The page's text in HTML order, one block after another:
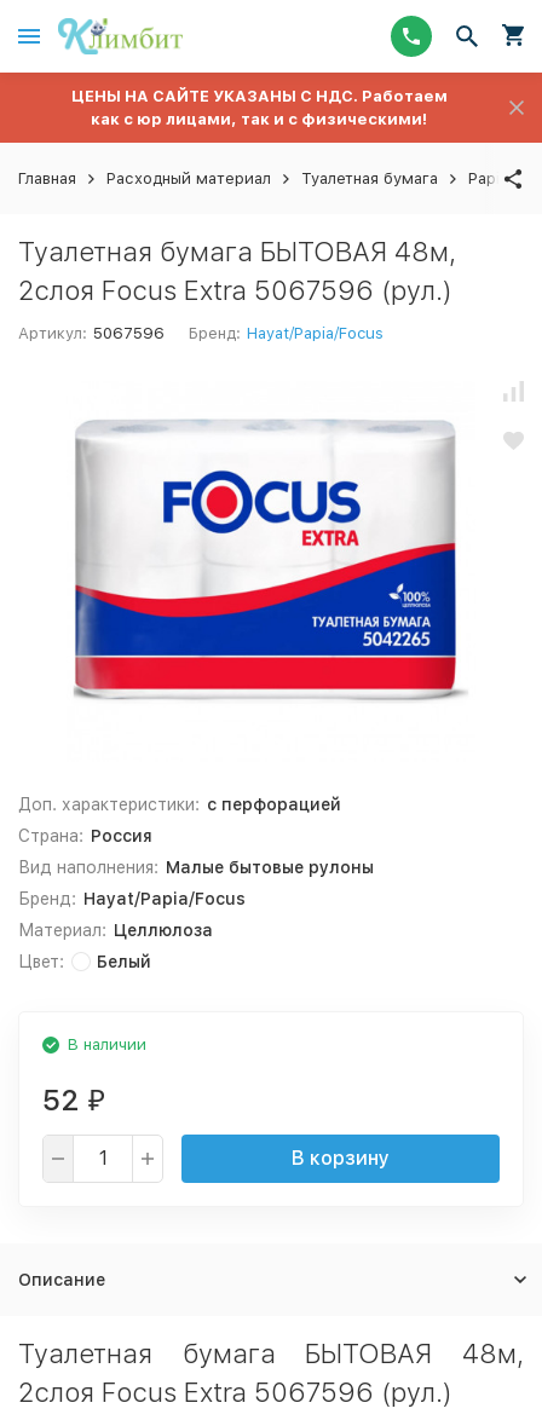
ЦЕНЫ НА САЙТЕ УКАЗАНЫ С НДС. Работаем
как с юр лицами, так и с физическими!
Главная Расходный материал Туалетная бумага Papia/
Туалетная бумага БЫТОВАЯ 48м,
2слоя Focus Extra 5067596 (рул.)
Артикул: 5067596 Бренд: Hayat/Papia/Focus
Доп. характеристики: с перфорацией
Страна: Россия
Вид наполнения: Малые бытовые рулоны
Бренд: Hayat/Papia/Focus
Материал: Целлюлоза
Цвет:
Белый
В наличии
52 ₽
В корзину
Описание
Туалетная бумага БЫТОВАЯ 48м,
2слоя Focus Extra 5067596 (рул.)